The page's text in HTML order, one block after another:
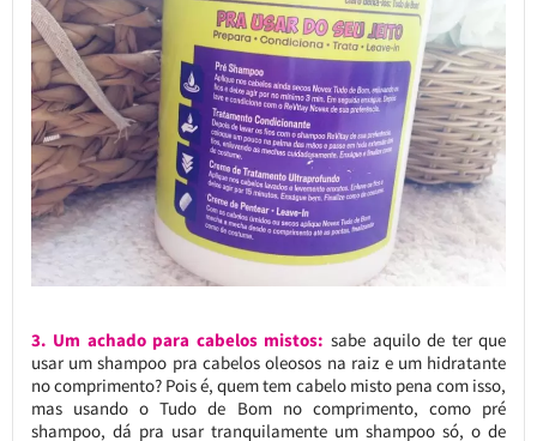
3. Um achado para cabelos mistos: sabe aquilo de ter que
usar um shampoo pra cabelos oleosos na raiz e um hidratante
no comprimento? Pois é, quem tem cabelo misto pena com isso,
mas usando o Tudo de Bom no comprimento, como pré
shampoo, dá pra usar tranquilamente um shampoo só, o de